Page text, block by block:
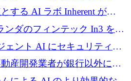
成長する市場の 1 つをどの
する AI ラボ Inherent が
金調達でステルスから浮上
ンダのフィンテック In3 を買
ト時にクレジットを提供
ェント AI にセキュリティと
らすために 3,000 万ドルを
産開発業者が銀行以外にも
め、InRentoの資金調達額は